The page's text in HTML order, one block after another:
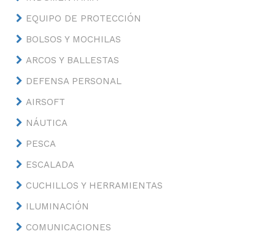
EQUIPO DE PROTECCIÓN
BOLSOS Y MOCHILAS
ARCOS Y BALLESTAS
DEFENSA PERSONAL
AIRSOFT
NÁUTICA
PESCA
ESCALADA
CUCHILLOS Y HERRAMIENTAS
ILUMINACIÓN
COMUNICACIONES